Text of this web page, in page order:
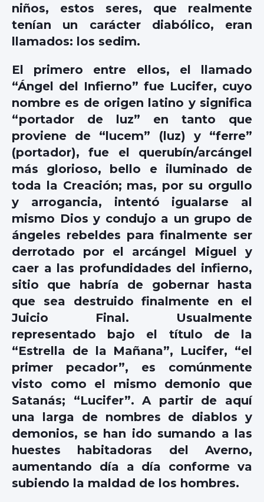
niños, estos seres, que realmente
tenían un carácter diabólico, eran
llamados: los sedim.
El primero entre ellos, el llamado
“Ángel del Infierno” fue Lucifer, cuyo
nombre es de origen latino y significa
“portador de luz” en tanto que
proviene de “lucem” (luz) y “ferre”
(portador), fue el querubín/arcángel
más glorioso, bello e iluminado de
toda la Creación; mas, por su orgullo
y arrogancia, intentó igualarse al
mismo Dios y condujo a un grupo de
ángeles rebeldes para finalmente ser
derrotado por el arcángel Miguel y
caer a las profundidades del infierno,
sitio que habría de gobernar hasta
que sea destruido finalmente en el
Juicio Final. Usualmente
representado bajo el título de la
“Estrella de la Mañana”, Lucifer, “el
primer pecador”, es comúnmente
visto como el mismo demonio que
Satanás; “Lucifer”. A partir de aquí
una larga de nombres de diablos y
demonios, se han ido sumando a las
huestes habitadoras del Averno,
aumentando día a día conforme va
subiendo la maldad de los hombres.